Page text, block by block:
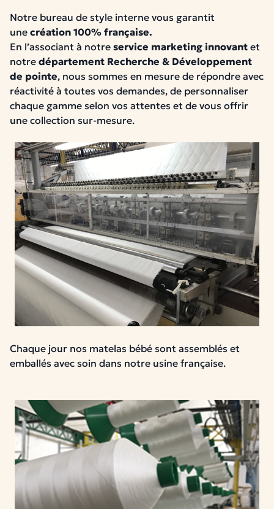
Notre bureau de style interne vous garantit
une création 100% française.
En l’associant à notre service marketing innovant et
notre département Recherche & Développement
de pointe, nous sommes en mesure de répondre avec
réactivité à toutes vos demandes, de personnaliser
chaque gamme selon vos attentes et de vous offrir
une collection sur-mesure.
Chaque jour nos matelas bébé sont assemblés et
emballés avec soin dans notre usine française.